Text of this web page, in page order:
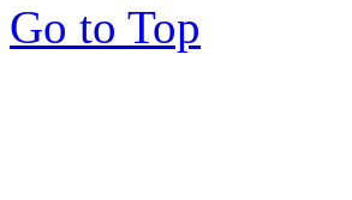
Go to Top